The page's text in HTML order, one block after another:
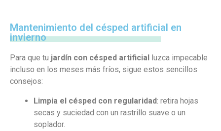
Mantenimiento del césped artificial en
invierno
Para que tu jardín con césped artificial luzca impecable
incluso en los meses más fríos, sigue estos sencillos
consejos:
Limpia el césped con regularidad: retira hojas
secas y suciedad con un rastrillo suave o un
soplador.